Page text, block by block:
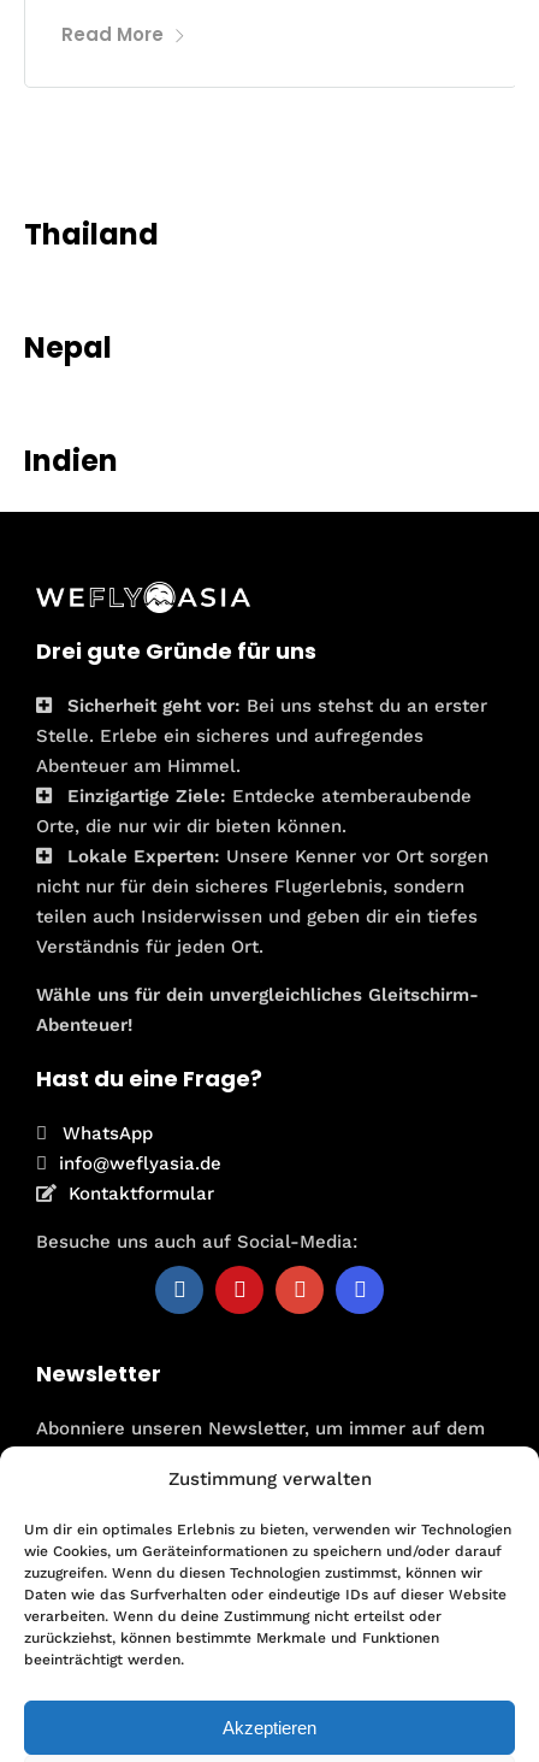
Zustimmung verwalten
Um dir ein optimales Erlebnis zu bieten, verwenden wir Technologien
wie Cookies, um Geräteinformationen zu speichern und/oder darauf
zuzugreifen. Wenn du diesen Technologien zustimmst, können wir
Daten wie das Surfverhalten oder eindeutige IDs auf dieser Website
verarbeiten. Wenn du deine Zustimmung nicht erteilst oder
zurückziehst, können bestimmte Merkmale und Funktionen
beeinträchtigt werden.
Akzeptieren
Read More
Thailand
Nepal
Indien
Drei gute Gründe für uns
Sicherheit geht vor: Bei uns stehst du an erster
Stelle. Erlebe ein sicheres und aufregendes
Abenteuer am Himmel.
Einzigartige Ziele: Entdecke atemberaubende
Orte, die nur wir dir bieten können.
Lokale Experten: Unsere Kenner vor Ort sorgen
nicht nur für dein sicheres Flugerlebnis, sondern
teilen auch Insiderwissen und geben dir ein tiefes
Verständnis für jeden Ort.
Wähle uns für dein unvergleichliches Gleitschirm-
Abenteuer!
Hast du eine Frage?
WhatsApp
info@weflyasia.de
Kontaktformular
Besuche uns auch auf Social-Media:
Newsletter
Abonniere unseren Newsletter, um immer auf dem
25 € Gutscheinfür Deine erste Reise bei uns!
Anmelden